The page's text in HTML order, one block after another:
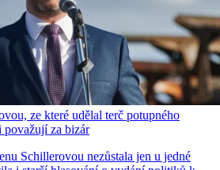
ze které udělal terč potupného
považují za bizár
Schillerovou nezůstala jen u jedné